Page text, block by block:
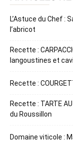
L’Astuce du Chef :
l’abricot
Recette :
langoustines et
Recette :
Recette : TARTE
du Roussillon
Domaine viticole :